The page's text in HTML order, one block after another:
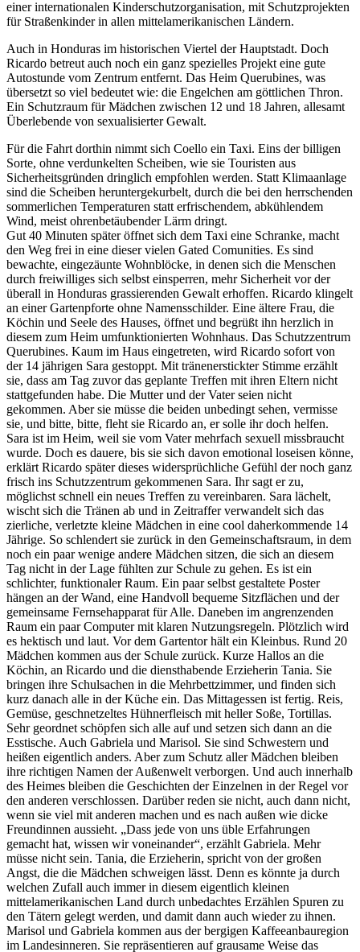
einer internationalen Kinderschutzorganisation, mit Schutzprojekten
für Straßenkinder in allen mittelamerikanischen Ländern.
Auch in Honduras im historischen Viertel der Hauptstadt. Doch
Ricardo betreut auch noch ein ganz spezielles Projekt eine gute
Autostunde vom Zentrum entfernt. Das Heim Querubines, was
übersetzt so viel bedeutet wie: die Engelchen am göttlichen Thron.
Ein Schutzraum für Mädchen zwischen 12 und 18 Jahren, allesamt
Überlebende von sexualisierter Gewalt.
Für die Fahrt dorthin nimmt sich Coello ein Taxi. Eins der billigen
Sorte, ohne verdunkelten Scheiben, wie sie Touristen aus
Sicherheitsgründen dringlich empfohlen werden. Statt Klimaanlage
sind die Scheiben heruntergekurbelt, durch die bei den herrschenden
sommerlichen Temperaturen statt erfrischendem, abkühlendem
Wind, meist ohrenbetäubender Lärm dringt.
Gut 40 Minuten später öffnet sich dem Taxi eine Schranke, macht
den Weg frei in eine dieser vielen Gated Comunities. Es sind
bewachte, eingezäunte Wohnblöcke, in denen sich die Menschen
durch freiwilliges sich selbst einsperren, mehr Sicherheit vor der
überall in Honduras grassierenden Gewalt erhoffen. Ricardo klingelt
an einer Gartenpforte ohne Namensschilder. Eine ältere Frau, die
Köchin und Seele des Hauses, öffnet und begrüßt ihn herzlich in
diesem zum Heim umfunktionierten Wohnhaus. Das Schutzzentrum
Querubines. Kaum im Haus eingetreten, wird Ricardo sofort von
der 14 jährigen Sara gestoppt. Mit tränenerstickter Stimme erzählt
sie, dass am Tag zuvor das geplante Treffen mit ihren Eltern nicht
stattgefunden habe. Die Mutter und der Vater seien nicht
gekommen. Aber sie müsse die beiden unbedingt sehen, vermisse
sie, und bitte, bitte, fleht sie Ricardo an, er solle ihr doch helfen.
Sara ist im Heim, weil sie vom Vater mehrfach sexuell missbraucht
wurde. Doch es dauere, bis sie sich davon emotional loseisen könne,
erklärt Ricardo später dieses widersprüchliche Gefühl der noch ganz
frisch ins Schutzzentrum gekommenen Sara. Ihr sagt er zu,
möglichst schnell ein neues Treffen zu vereinbaren. Sara lächelt,
wischt sich die Tränen ab und in Zeitraffer verwandelt sich das
zierliche, verletzte kleine Mädchen in eine cool daherkommende 14
Jährige. So schlendert sie zurück in den Gemeinschaftsraum, in dem
noch ein paar wenige andere Mädchen sitzen, die sich an diesem
Tag nicht in der Lage fühlten zur Schule zu gehen. Es ist ein
schlichter, funktionaler Raum. Ein paar selbst gestaltete Poster
hängen an der Wand, eine Handvoll bequeme Sitzflächen und der
gemeinsame Fernsehapparat für Alle. Daneben im angrenzenden
Raum ein paar Computer mit klaren Nutzungsregeln. Plötzlich wird
es hektisch und laut. Vor dem Gartentor hält ein Kleinbus. Rund 20
Mädchen kommen aus der Schule zurück. Kurze Hallos an die
Köchin, an Ricardo und die diensthabende Erzieherin Tania. Sie
bringen ihre Schulsachen in die Mehrbettzimmer, und finden sich
kurz danach alle in der Küche ein. Das Mittagessen ist fertig. Reis,
Gemüse, geschnetzeltes Hühnerfleisch mit heller Soße, Tortillas.
Sehr geordnet schöpfen sich alle auf und setzen sich dann an die
Esstische. Auch Gabriela und Marisol. Sie sind Schwestern und
heißen eigentlich anders. Aber zum Schutz aller Mädchen bleiben
ihre richtigen Namen der Außenwelt verborgen. Und auch innerhalb
des Heimes bleiben die Geschichten der Einzelnen in der Regel vor
den anderen verschlossen. Darüber reden sie nicht, auch dann nicht,
wenn sie viel mit anderen machen und es nach außen wie dicke
Freundinnen aussieht. „Dass jede von uns üble Erfahrungen
gemacht hat, wissen wir voneinander“, erzählt Gabriela. Mehr
müsse nicht sein. Tania, die Erzieherin, spricht von der großen
Angst, die die Mädchen schweigen lässt. Denn es könnte ja durch
welchen Zufall auch immer in diesem eigentlich kleinen
mittelamerikanischen Land durch unbedachtes Erzählen Spuren zu
den Tätern gelegt werden, und damit dann auch wieder zu ihnen.
Marisol und Gabriela kommen aus der bergigen Kaffeeanbauregion
im Landesinneren. Sie repräsentieren auf grausame Weise das